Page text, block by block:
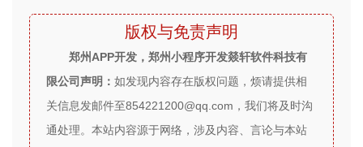
版权与免责声明
郑州APP开发，郑州小程序开发燚轩软件科技有
限公司声明： 如发现内容存在版权问题，烦请提供相
关信息发邮件至854221200@qq.com，我们将及时沟
通处理。本站内容源于网络，涉及内容、言论与本站